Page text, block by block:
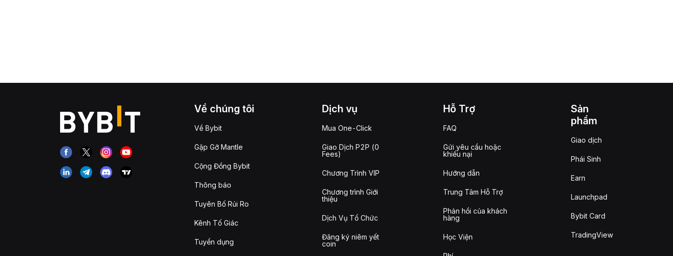
Về chúng tôi
Về Bybit
Gặp Gỡ Mantle
Cộng Đồng Bybit
Thông báo
Tuyên Bố Rủi Ro
Kênh Tố Giác
Tuyển dụng
Dịch vụ
Mua One-Click
Giao Dịch P2P (0
Fees)
Chương Trình VIP
Chương trình Giới
thiệu
Dịch Vụ Tổ Chức
Đăng ký niêm yết
coin
Hỗ Trợ
FAQ
Gửi yêu cầu hoặc
khiếu nại
Hướng dẫn
Trung Tâm Hỗ Trợ
Phản hồi của khách
hàng
Học Viện
Sản
phẩm
Giao dịch
Phái Sinh
Earn
Launchpad
Bybit Card
TradingView